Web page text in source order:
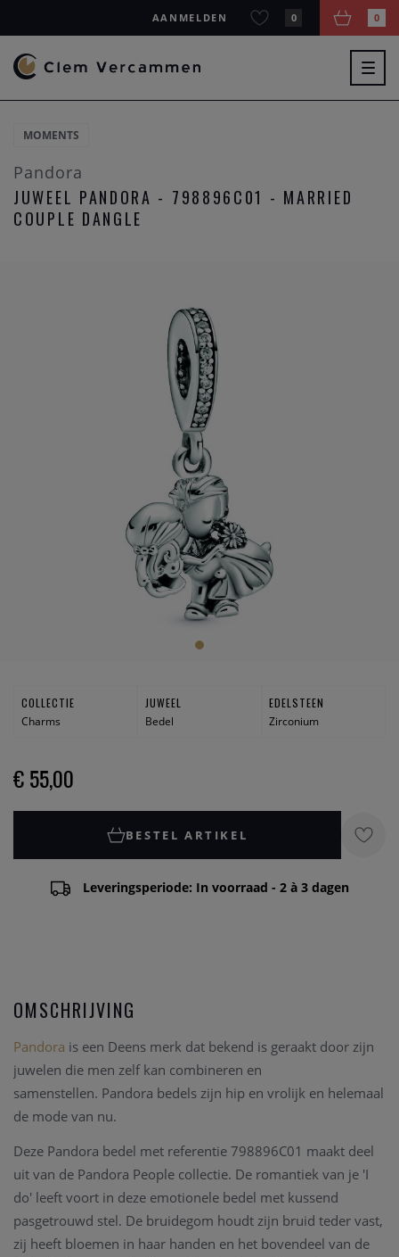
AANMELDEN 0 0
MOMENTS
Pandora
JUWEEL PANDORA - 798896C01 - MARRIED
COUPLE DANGLE
COLLECTIE
Charms
JUWEEL
Bedel
EDELSTEEN
Zirconium
€ 55,00
BESTEL ARTIKEL
Leveringsperiode: In voorraad - 2 à 3 dagen
OMSCHRIJVING
Pandora is een Deens merk dat bekend is geraakt door zijn
juwelen die men zelf kan combineren en
samenstellen. Pandora bedels zijn hip en vrolijk en helemaal
de mode van nu.
Deze Pandora bedel met referentie 798896C01 maakt deel
uit van de Pandora People collectie. De romantiek van je 'I
do' leeft voort in deze emotionele bedel met kussend
pasgetrouwd stel. De bruidegom houdt zijn bruid teder vast,
zij heeft bloemen in haar handen en het bovendeel van de